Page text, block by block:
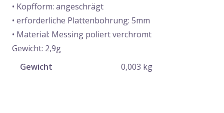
• Kopfform: angeschrägt
• erforderliche Plattenbohrung: 5mm
• Material: Messing poliert verchromt
Gewicht: 2,9g
Gewicht
0,003 kg